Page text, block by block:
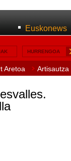
Euskonews
HURRENGOA
Aretoa Artisautza